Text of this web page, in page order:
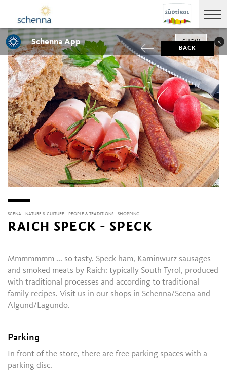
BACK
SCENA NATURE & CULTURE PEOPLE & TRADITIONS SHOPPING
RAICH SPECK - SPECK
Mmmmmmm ... so tasty. Speck ham, Kaminwurz sausages
and smoked meats by Raich: typically South Tyrol, produced
with traditional processes and according to traditional
family recipes. Visit us in our shops in Schenna/Scena and
Algund/Lagundo.
Parking
In front of the store, there are free parking spaces with a
parking disc.
Schenna App SHOW